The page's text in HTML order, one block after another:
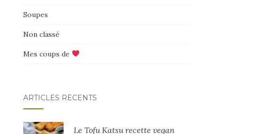
Soupes
Non classé
Mes coups de
ARTICLES RÉCENTS
Le Tofu Katsu recette vegan